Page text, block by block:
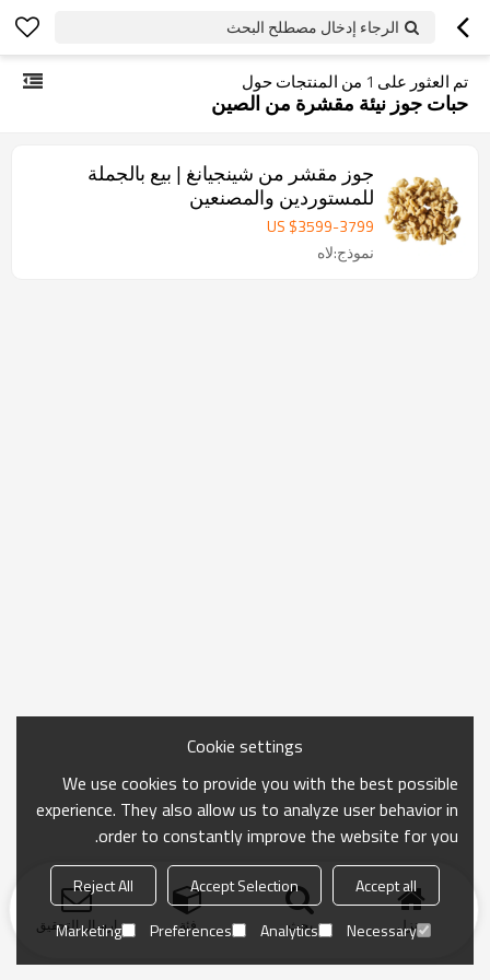
الرجاء إدخال مصطلح البحث
تم العثور على 1 من المنتجات حول
حبات جوز نيئة مقشرة من الصين
جوز مقشر من شينجيانغ | بيع بالجملة
للمستوردين والمصنعين
US $3599-3799
نموذج:لاه
منزل بحث فئة ارسال التحقيق
Cookie settings
We use cookies to provide you with the best possible
experience. They also allow us to analyze user behavior in
order to constantly improve the website for you.
Accept all
Accept Selection
Reject All
Necessary
Analytics
Preferences
Marketing